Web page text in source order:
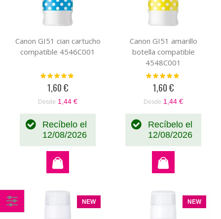
Canon GI51 cian cartucho
compatible 4546C001
Valoración:
1,60 €
Desde 1,44 €
Recíbelo el
12/08/2026
Canon GI51 amarillo
botella compatible
4548C001
Valoración:
1,60 €
Desde 1,44 €
Recíbelo el
12/08/2026
NEW NEW
Comprar